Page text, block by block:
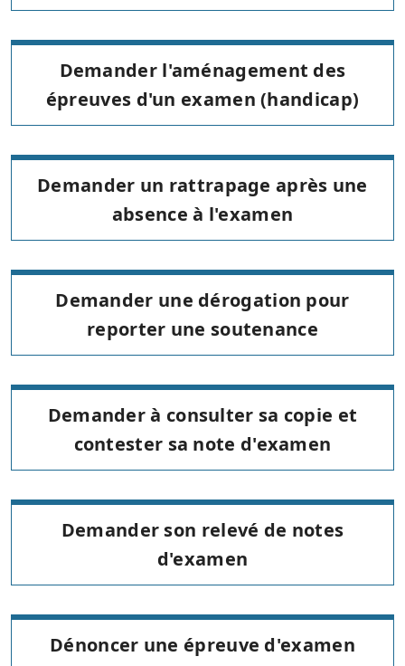
Demander l'aménagement des
épreuves d'un examen (handicap)
Demander un rattrapage après une
absence à l'examen
Demander une dérogation pour
reporter une soutenance
Demander à consulter sa copie et
contester sa note d'examen
Demander son relevé de notes
d'examen
Dénoncer une épreuve d'examen